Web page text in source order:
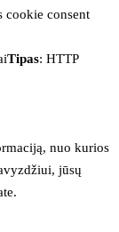
cookie consent
Tipas: HTTP
nuo kurios
jūsų